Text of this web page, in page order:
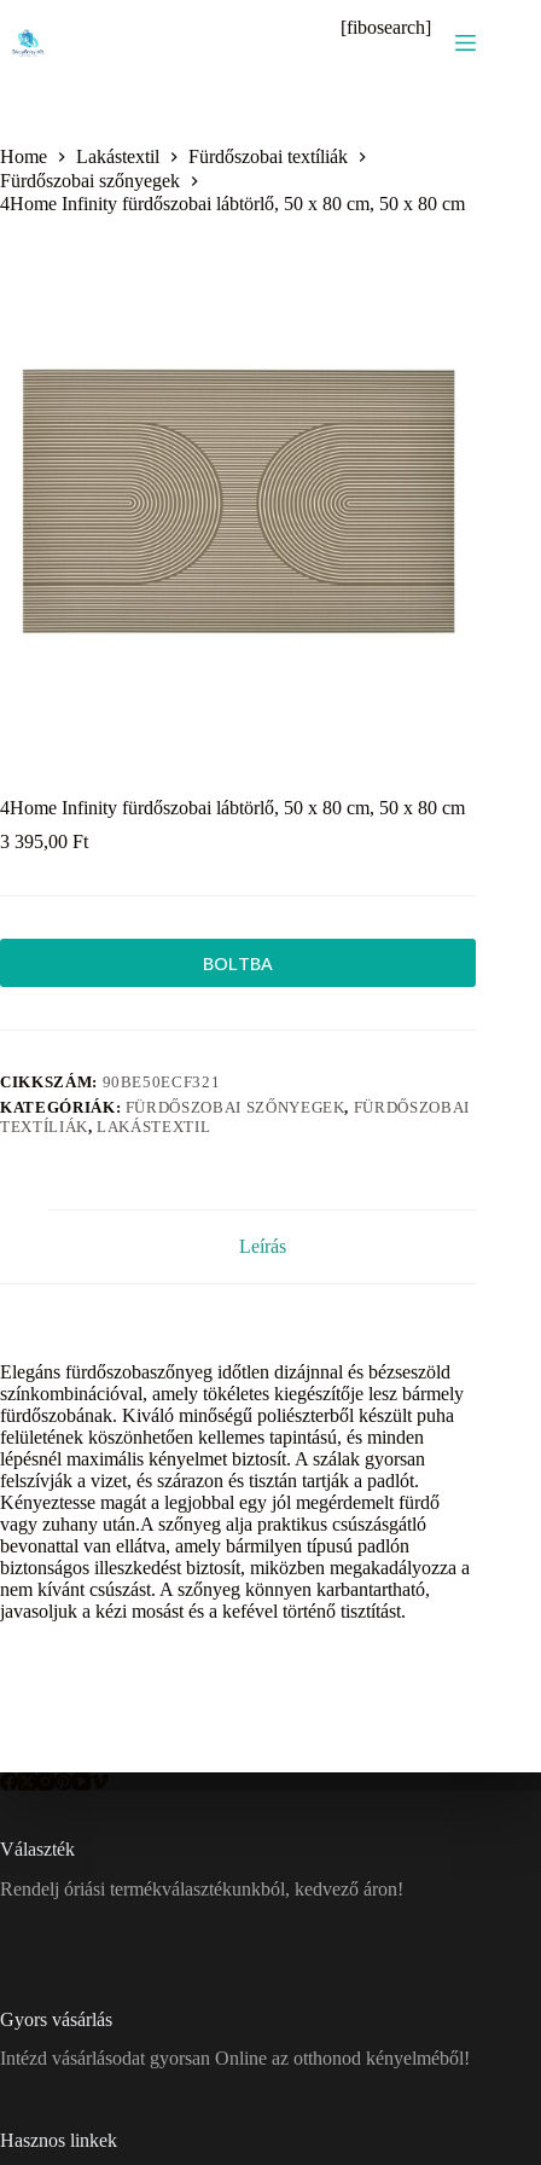
content
[fibosearch]
Home Lakástextil
Fürdőszobai textíliák
Fürdőszobai szőnyegek
4Home Infinity fürdőszobai lábtörlő, 50 x 80 cm, 50 x 80 cm
4Home Infinity fürdőszobai lábtörlő, 50 x 80 cm, 50 x 80 cm
3 395,00 Ft
BOLTBA
CIKKSZÁM: 90BE50ECF321
KATEGÓRIÁK: FÜRDŐSZOBAI SZŐNYEGEK, FÜRDŐSZOBAI
TEXTÍLIÁK,LAKÁSTEXTIL
Leírás
Elegáns fürdőszobaszőnyeg időtlen dizájnnal és bézseszöld
színkombinációval, amely tökéletes kiegészítője lesz bármely
fürdőszobának. Kiváló minőségű poliészterből készült puha
felületének köszönhetően kellemes tapintású, és minden
lépésnél maximális kényelmet biztosít. A szálak gyorsan
felszívják a vizet, és szárazon és tisztán tartják a padlót.
Kényeztesse magát a legjobbal egy jól megérdemelt fürdő
vagy zuhany után.A szőnyeg alja praktikus csúszásgátló
bevonattal van ellátva, amely bármilyen típusú padlón
biztonságos illeszkedést biztosít, miközben megakadályozza a
nem kívánt csúszást. A szőnyeg könnyen karbantartható,
javasoljuk a kézi mosást és a kefével történő tisztítást.
Választék
Rendelj óriási termékválasztékunkból, kedvező áron!
Gyors vásárlás
Intézd vásárlásodat gyorsan Online az otthonod kényelméből!
Hasznos linkek